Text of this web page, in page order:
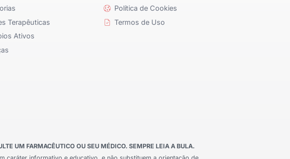
Terapêuticas
Ativos
Política de Cookies
Termos de Uso
UM FARMACÊUTICO OU SEU MÉDICO. SEMPRE LEIA A BULA.